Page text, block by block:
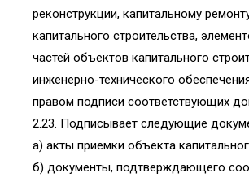
реконструкции, капитальному
капитального строительства,
частей объектов капитального
инженерно-технического
правом подписи соответствующих
2.23. Подписывает следующие
а) акты приемки объекта
б) документы, подтверждающего